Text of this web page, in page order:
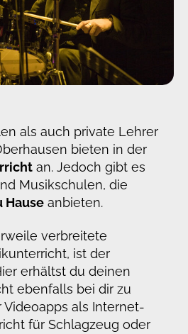
als auch private Lehrer
bieten in der
an. Jedoch gibt es
Musikschulen, die
Hause anbieten.
verbreitete
ist der
erhältst du deinen
ebenfalls bei dir zu
Videoapps als Internet-
für Schlagzeug oder